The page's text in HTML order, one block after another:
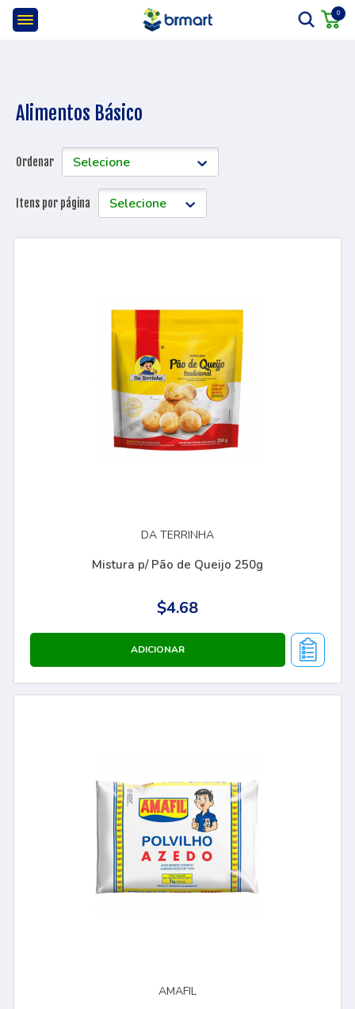
0
Alimentos Básico
Ordenar
Itens por página
DA TERRINHA
Mistura p/ Pão de Queijo 250g
$4.68
AMAFIL